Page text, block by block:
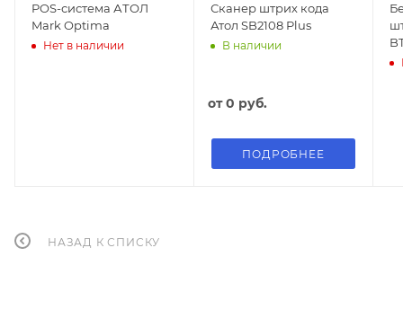
POS-система АТОЛ
Mark Optima
Нет в наличии
Сканер штрих кода
Атол SB2108 Plus
В наличии
от0 руб.
ПОДРОБНЕЕ
НАЗАД К СПИСКУ